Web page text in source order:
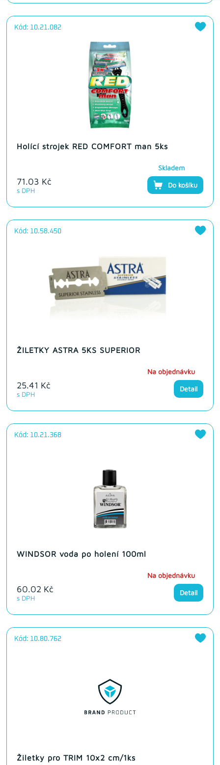
Kód: 10.21.082
Holící strojek RED COMFORT man 5ks
71.03 Kč
s DPH
Skladem
Do košíku
Kód: 10.58.450
ŽILETKY ASTRA 5KS SUPERIOR
25.41 Kč
s DPH
Na objednávku
Detail
Kód: 10.21.368
WINDSOR voda po holení 100ml
60.02 Kč
s DPH
Na objednávku
Detail
Kód: 10.80.762
Žiletky pro TRIM 10x2 cm/1ks